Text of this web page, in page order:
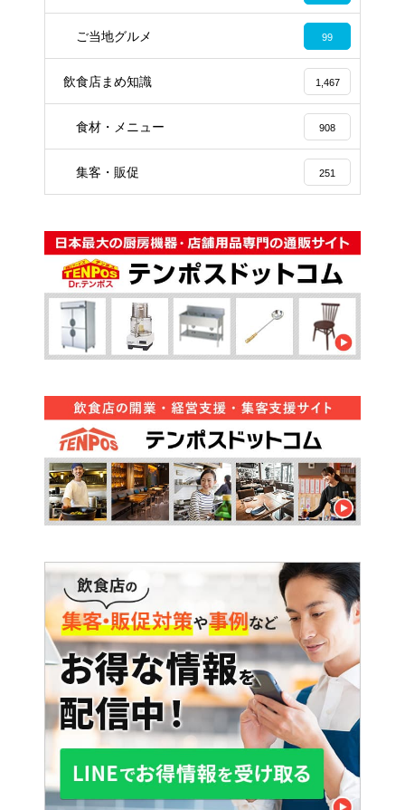
ご当地グルメ 99
飲食店まめ知識 1,467
食材・メニュー 908
集客・販促 251